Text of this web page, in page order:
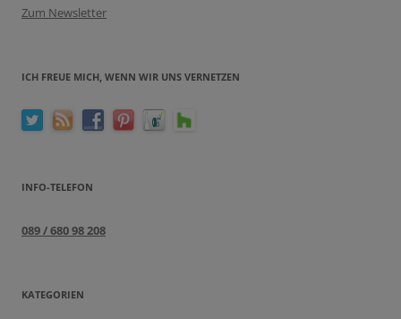
Zum Newsletter
ICH FREUE MICH, WENN WIR UNS VERNETZEN
INFO-TELEFON
089 / 680 98 208
KATEGORIEN